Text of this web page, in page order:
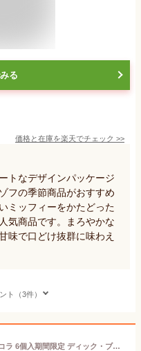
る
価格と在庫を楽天でチェック >>
トなデザインパッケージ
フの季節商品がおすすめ
ミッフィーをかたどった
気商品です。まろやかな
味で口どけ抜群に味わえ
ト（3件）
モロゾフ ミッフィートリュフショコラ 6個入期間限定 ディック・ブルーナ miffy チョコレート トリュフショコラ スイーツ 洋菓子 お酒不使用 詰め合わせ 個包装 ティーポット 缶 プレゼント ギフト プチギフト 公式